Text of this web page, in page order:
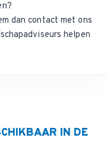
dancontact met ons
helpen
IN DE